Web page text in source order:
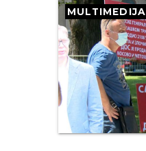
MULTIMEDIJA